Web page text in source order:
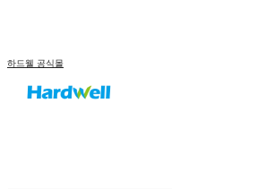
하드웰 공식몰